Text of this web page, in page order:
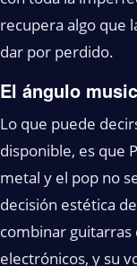
recupera algo que
dar por perdido.
El ángulo
Lo que puede
disponible, es que
metal y el pop no
decisión estética
combinar guitarras
electrónicos, y su